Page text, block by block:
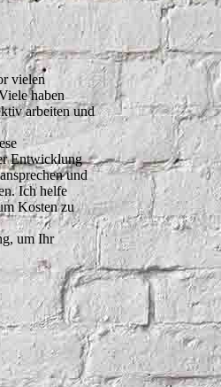
vielen
haben
arbeiten und
Entwicklung
und
Ich helfe
Kosten zu
um Ihr